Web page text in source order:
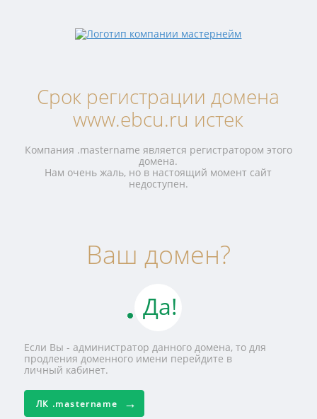
Срок регистрации домена
www.ebcu.ru истек
Компания .mastername является регистратором этого
домена.
Нам очень жаль, но в настоящий момент сайт
недоступен.
Ваш домен?
Да!
Если Вы - администратор данного домена, то для
продления доменного имени перейдите в
личный кабинет.
ЛК .mastername